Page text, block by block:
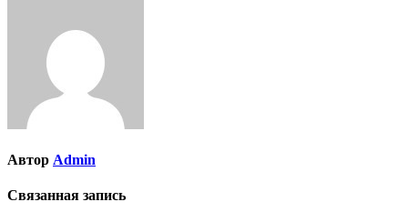
Автор Admin
Связанная запись